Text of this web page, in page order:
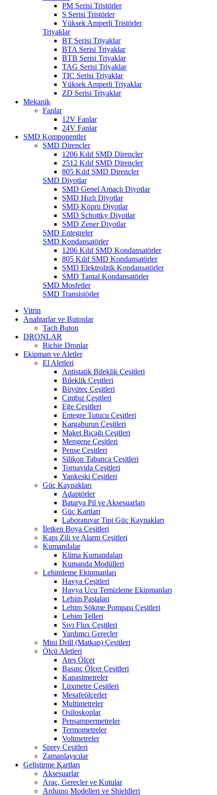
PM Serisi Tristörler
S Serisi Tristörler
Yüksek Amperli Tristörler
Triyaklar
BT Serisi Triyaklar
BTA Serisi Triyaklar
BTB Serisi Triyaklar
TAG Serisi Triyaklar
TIC Serisi Triyaklar
Yüksek Amperli Triyaklar
ZD Serisi Triyaklar
Mekanik
Fanlar
12V Fanlar
24V Fanlar
SMD Komponentler
SMD Dirençler
1206 Kılıf SMD Dirençler
2512 Kılıf SMD Dirençler
805 Kılıf SMD Dirençler
SMD Diyotlar
SMD Genel Amaçlı Diyotlar
SMD Hızlı Diyotlar
SMD Köprü Diyotlar
SMD Schottky Diyotlar
SMD Zener Diyotlar
SMD Entegreler
SMD Kondansatörler
1206 Kılıf SMD Kondansatörler
805 Kılıf SMD Kondansatörler
SMD Elektrolitik Kondansatörler
SMD Tantal Kondansatörler
SMD Mosfetler
SMD Transistörler
Vitrin
Anahtarlar ve Butonlar
Tach Buton
DRONLAR
Richie Dronlar
Ekipman ve Aletler
El Aletleri
Antistatik Bileklik Çeşitleri
Bileklik Çeşitleri
Büyüteç Çeşitleri
Cımbız Çeşitleri
Eğe Çeşitleri
Entegre Tutucu Çeşitleri
Kargaburun Çeşitleri
Maket Bıçağı Çeşitleri
Mengene Çeşitleri
Pense Çeşitleri
Silikon Tabanca Çeşitleri
Tornavida Çeşitleri
Yankeski Çeşitleri
Güç Kaynakları
Adaptörler
Batarya Pil ve Aksesuarları
Güç Kartları
Laboratuvar Tipi Güç Kaynakları
İletken Boya Çeşitleri
Kapı Zili ve Alarm Çeşitleri
Kumandalar
Klima Kumandaları
Kumanda Modülleri
Lehimleme Ekipmanları
Havya Çeşitleri
Havya Ucu Temizleme Ekipmanları
Lehim Pastaları
Lehim Sökme Pompası Çeşitleri
Lehim Telleri
Sıvı Flux Çeşitleri
Yardımcı Gereçler
Mini Drill (Matkap) Çeşitleri
Ölçü Aletleri
Ateş Ölçer
Basınç Ölçer Çeşitleri
Kapasimetreler
Lüxmetre Çeşitleri
Mesafeölçerler
Multimetreler
Osiloskoplar
Pensampermetreler
Termometreler
Voltmetreler
Sprey Çeşitleri
Zamanlayıcılar
Geliştirme Kartları
Aksesuarlar
Araç, Gereçler ve Kutular
Arduıno Modelleri ve Shieldleri